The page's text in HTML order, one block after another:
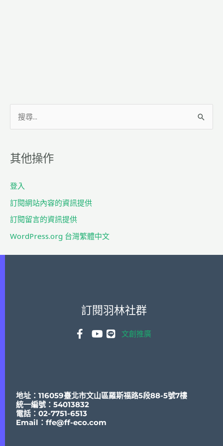
鍵
其他操作
登入
訂閱網站內容的資訊提供
訂閱留言的資訊提供
WordPress.org 台灣繁體中文
訂閱羽林社群
文創推廣
地址：116059臺北市文山區羅斯福路5段88-5號7樓
統一編號：54013832
電話：02-7751-6513
Email：ffe@ff-eco.com